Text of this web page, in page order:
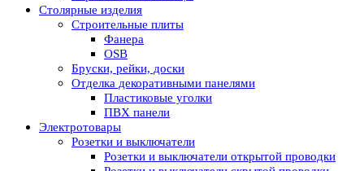
Столярные изделия
Строительные плиты
Фанера
OSB
Бруски, рейки, доски
Отделка декоративными панелями
Пластиковые уголки
ПВХ панели
Электротовары
Розетки и выключатели
Розетки и выключатели открытой проводки